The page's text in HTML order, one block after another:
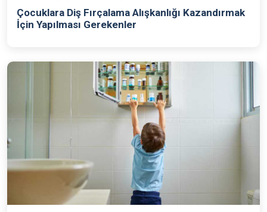
Çocuklara Diş Fırçalama Alışkanlığı Kazandırmak
İçin Yapılması Gerekenler